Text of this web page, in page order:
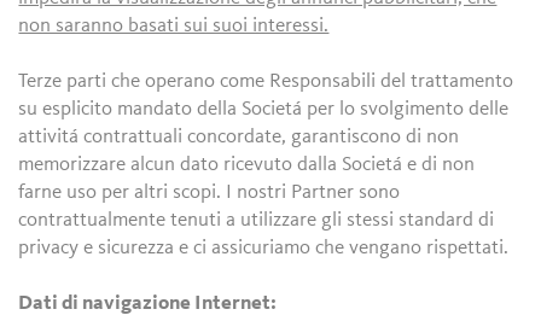
non saranno basati sui suoi interessi.
Terze parti che operano come Responsabili del trattamento
su esplicito mandato della Societá per lo svolgimento delle
attivitá contrattuali concordate, garantiscono di non
memorizzare alcun dato ricevuto dalla Societá e di non
farne uso per altri scopi. I nostri Partner sono
contrattualmente tenuti a utilizzare gli stessi standard di
privacy e sicurezza e ci assicuriamo che vengano rispettati.
Dati di navigazione Internet: